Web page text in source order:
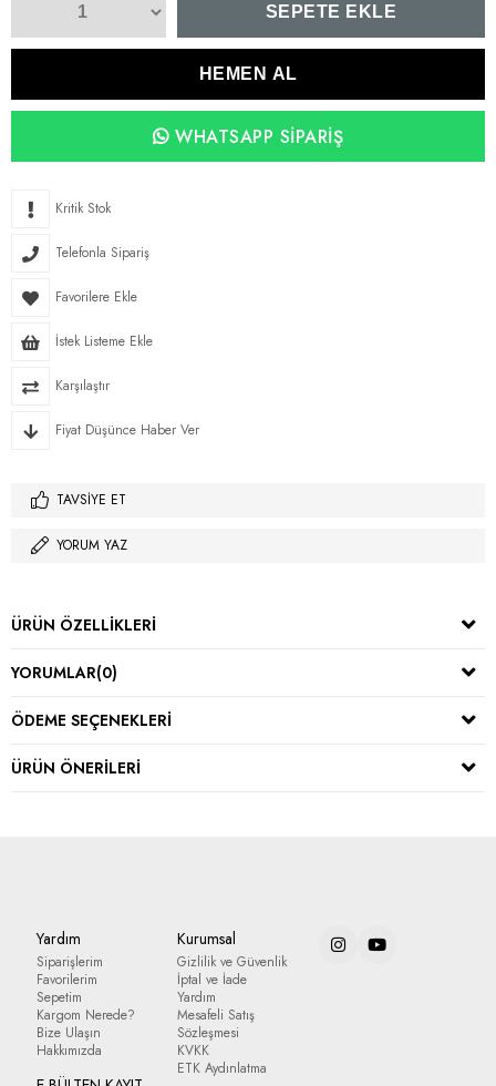
WHATSAPP SIPARIŞ
Kritik Stok
Telefonla Sipariş
Favorilere Ekle
İstek Listeme Ekle
Karşılaştır
Fiyat Düşünce Haber Ver
TAVSIYE ET
YORUM YAZ
ÜRÜN ÖZELLIKLERI
YORUMLAR(0)
ÖDEME SEÇENEKLERI
ÜRÜN ÖNERILERI
Yardım
Siparişlerim
Favorilerim
Sepetim
Kargom Nerede?
Bize Ulaşın
Hakkımızda
Kurumsal
Gizlilik ve Güvenlik
İptal ve İade
Yardım
Mesafeli Satış
Sözleşmesi
KVKK
ETK Aydınlatma